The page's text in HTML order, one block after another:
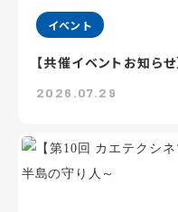
イベント
【共催イベントお知ら
2026.07.29